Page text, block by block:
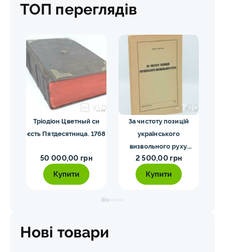
ТОП переглядів
Тріодіон Цветный си
єсть Пятдесятница. 1768
50 000,00 грн
Купити
За чистоту позицій
українського
визвольного руху.
Мірчук П. 1955
2 500,00 грн
Купити
Нові товари